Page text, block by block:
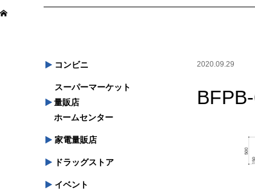
2020.09.29
コンビニ
スーパーマーケット
量販店
ホームセンター
家電量販店
ドラッグストア
イベント